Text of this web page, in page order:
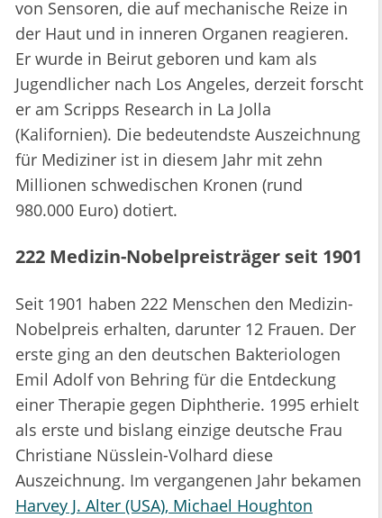
von Sensoren, die auf mechanische Reize in
der Haut und in inneren Organen reagieren.
Er wurde in Beirut geboren und kam als
Jugendlicher nach Los Angeles, derzeit forscht
er am Scripps Research in La Jolla
(Kalifornien). Die bedeutendste Auszeichnung
für Mediziner ist in diesem Jahr mit zehn
Millionen schwedischen Kronen (rund
980.000 Euro) dotiert.
222 Medizin-Nobelpreisträger seit 1901
Seit 1901 haben 222 Menschen den Medizin-
Nobelpreis erhalten, darunter 12 Frauen. Der
erste ging an den deutschen Bakteriologen
Emil Adolf von Behring für die Entdeckung
einer Therapie gegen Diphtherie. 1995 erhielt
als erste und bislang einzige deutsche Frau
Christiane Nüsslein-Volhard diese
Auszeichnung. Im vergangenen Jahr bekamen
Harvey J. Alter (USA), Michael Houghton